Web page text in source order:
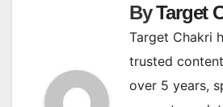
ByTarget
Target Chakri
trusted
over 5 years,